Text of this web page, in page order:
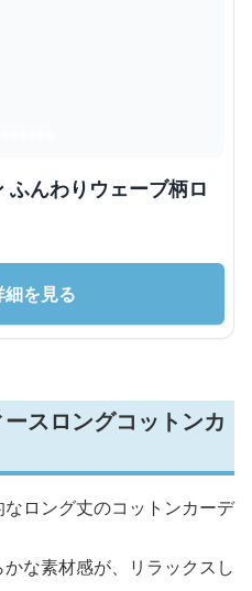
ふんわりウェーブ柄ロ
を見る
スロングコットンカ
ロング丈のコットンカーデ
な素材感が、リラックスし